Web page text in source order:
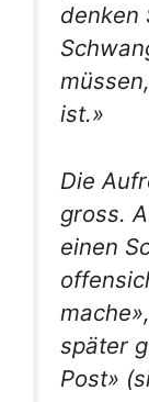
denken
ist.»
Die
gross.
einen
später
Post»